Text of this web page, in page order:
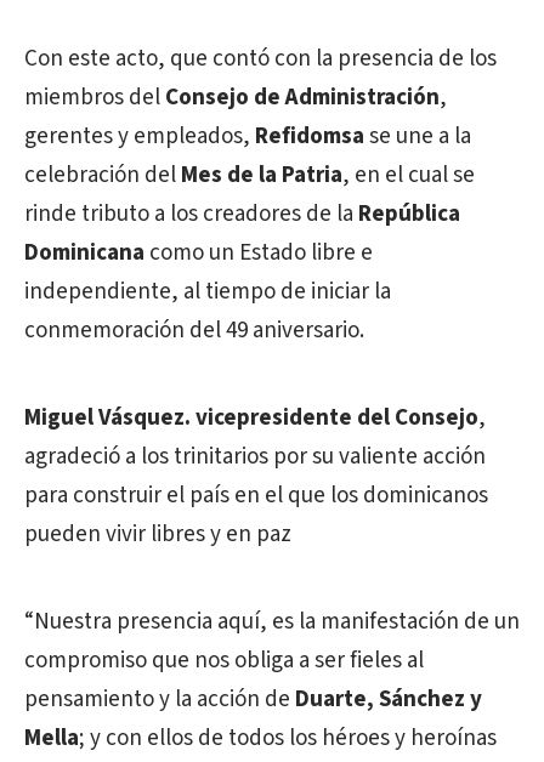
Con este acto, que contó con la presencia de los
miembros delConsejo de Administración,
gerentes y empleados, Refidomsase une a la
celebración delMes de la Patria, en el cual se
rinde tributo a los creadores de la República
Dominicana como un Estado libre e
independiente, al tiempo de iniciar la
conmemoración del 49 aniversario.
Miguel Vásquez. vicepresidente del Consejo,
agradeció a los trinitarios por su valiente acción
para construir el país en el que los dominicanos
pueden vivir libres y en paz
“Nuestra presencia aquí, es la manifestación de un
compromiso que nos obliga a ser fieles al
pensamiento y la acción de Duarte, Sánchez y
Mella; y con ellos de todos los héroes y heroínas